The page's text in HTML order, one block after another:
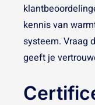
kennis van
systeem. Vraag
geeft je